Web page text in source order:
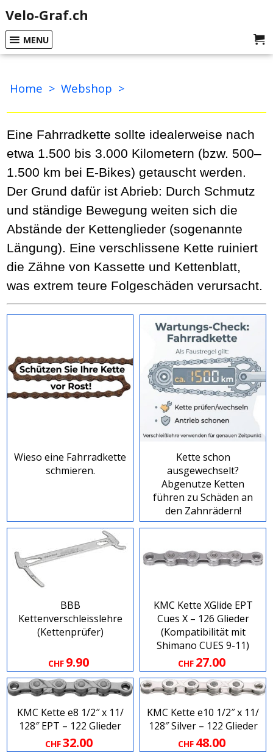
Velo-Graf.ch
MENU
Home > Webshop >
Eine Fahrradkette sollte idealerweise nach
etwa 1.500 bis 3.000 Kilometern (bzw. 500–
1.500 km bei E-Bikes) getauscht werden.
Der Grund dafür ist Abrieb: Durch Schmutz
und ständige Bewegung weiten sich die
Abstände der Kettenglieder (sogenannte
Längung). Eine verschlissene Kette ruiniert
die Zähne von Kassette und Kettenblatt,
was extrem teure Folgeschäden verursacht.
Wieso eine Fahrradkette
schmieren.
Kette schon
ausgewechselt?
Abgenutze Ketten
führen zu Schäden an
den Zahnrädern!
BBB
Kettenverschleisslehre
(Kettenprüfer)
CHF 9.90
KMC Kette XGlide EPT
Cues X – 126 Glieder
(Kompatibilität mit
Shimano CUES 9​-​11)
CHF 27.00
KMC Kette e8 1​/​2″ x 11​/​
128″ EPT – 122 Glieder
CHF32.00
KMC Kette e10 1​/​2″ x 11​/​
128″ Silver – 122 Glieder
CHF 48.00